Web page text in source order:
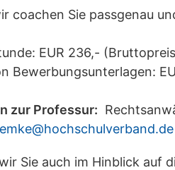
coachen Sie passgenau
EUR 236,-
Bewerbungsunterlagen:
zur Professur:
Sie auch im Hinblick auf